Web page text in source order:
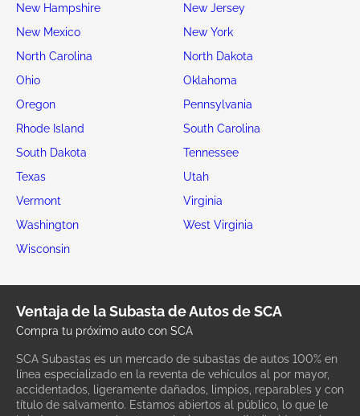
New Hampshire
New Jersey
New Mexico
New York
North Carolina
North Dakota
Ohio
Oklahoma
Oregon
Pennsylvania
Rhode Island
South Carolina
South Dakota
Tennessee
Texas
Utah
Vermont
Virginia
Washington
West Virginia
Wisconsin
Ventaja de la Subasta de Autos de SCA
Compra tu próximo auto con SCA
SCA Subastas es un mercado de subastas de autos 100% en
línea especializado en la reventa de vehículos al por mayor,
accidentados, ligeramente dañados, limpios, reparables y con
título de salvamento. Estamos abiertos al público, lo que le